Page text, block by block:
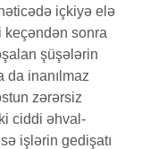
içkiyə elə
sonra
şüşələrin
da inanılmaz
zərərsiz
ciddi əhval-
işlərin gedişatı